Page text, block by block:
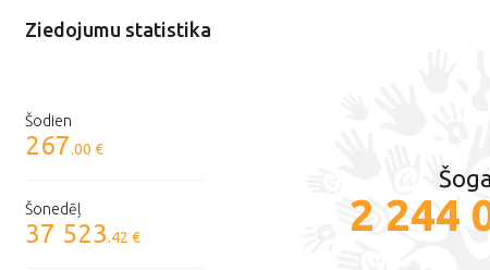
Ziedojumu statistika
Šodien
267.00 €
Šonedēļ
37 523.42 € 2 244